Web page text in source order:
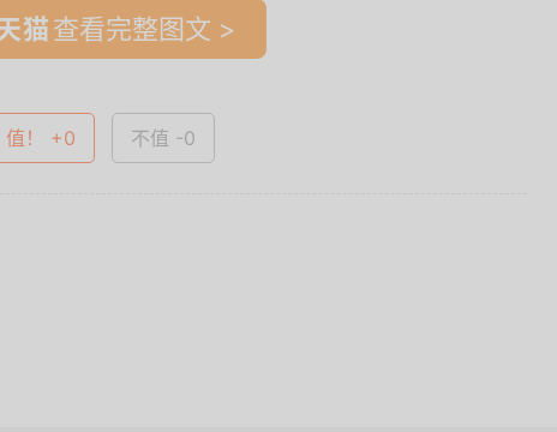
查看完整图文 >
值！ +0 不值 -0